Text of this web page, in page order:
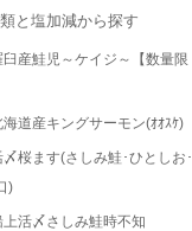
と塩加減から探す
臼産鮭児～ケイジ～【数量限
海道産キングサーモン(ｵｵｽｹ)
〆桜ます(さしみ鮭･ひとしお･
)
上活〆さしみ鮭時不知